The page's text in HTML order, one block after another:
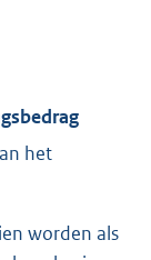
het
worden als